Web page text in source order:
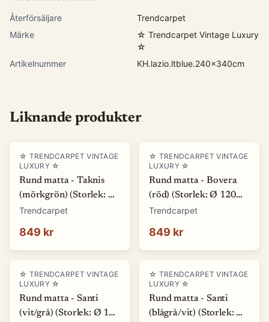
Återförsäljare
Trendcarpet
Märke
☆ Trendcarpet Vintage Luxury
☆
Artikelnummer
KH.lazio.ltblue.240x340cm
Liknande produkter
☆ TRENDCARPET VINTAGE
LUXURY ☆
Rund matta - Taknis
(mörkgrön) (Storlek: Ø
120 cm)
Trendcarpet
849 kr
☆ TRENDCARPET VINTAGE
LUXURY ☆
Rund matta - Bovera
(röd) (Storlek: Ø 120
cm)
Trendcarpet
849 kr
☆ TRENDCARPET VINTAGE
LUXURY ☆
Rund matta - Santi
(vit/grå) (Storlek: Ø 120
☆ TRENDCARPET VINTAGE
LUXURY ☆
Rund matta - Santi
(blågrå/vit) (Storlek: Ø